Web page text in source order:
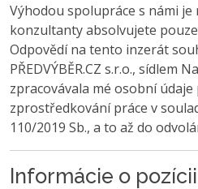
Výhodou spolupráce s námi je
konzultanty absolvujete
Odpovědí na tento inzerát
PŘEDVÝBĚR.CZ s.r.o., sídlem
zpracovávala mé osobní
zprostředkování práce v
110/2019 Sb., a to až do
Informácie o pozícii